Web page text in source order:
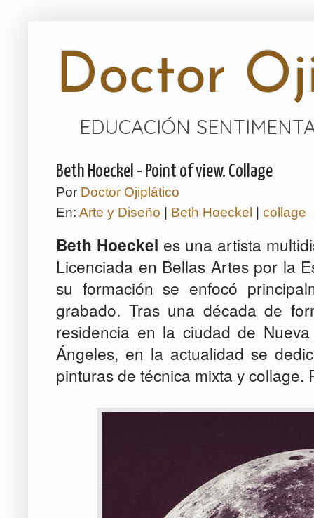
Doctor
EDUCACIÓN
Beth Hoeckel - Point of view. Collage
Por Doctor Ojiplático
En: Arte y Diseño Beth Hoeckel collage
Beth Hoeckel es una artista
Licenciada en Bellas Artes por la
su formación se enfocó
grabado. Tras una década de
residencia en la ciudad de
Ángeles, en la actualidad se
pinturas de técnica mixta y